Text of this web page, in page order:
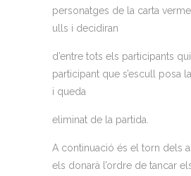
personatges de la carta
ulls i decidiran
d’entre tots els participants
participant que s’escull posa
i queda
eliminat de la partida.
A continuació és el torn dels
els donarà l’ordre de tancar